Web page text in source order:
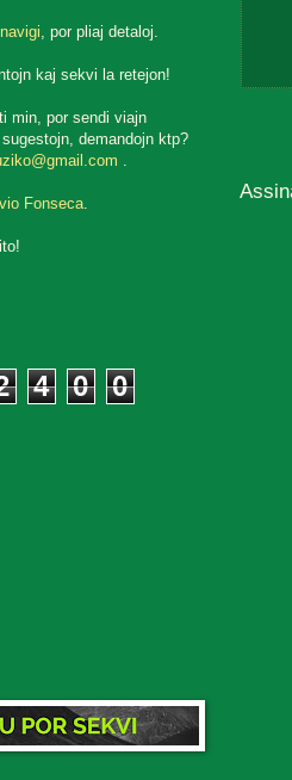
, por pliaj detaloj.
kaj sekvi la retejon!
min, por sendi viajn
demandojn ktp?
.
Fonseca.
4 0 0